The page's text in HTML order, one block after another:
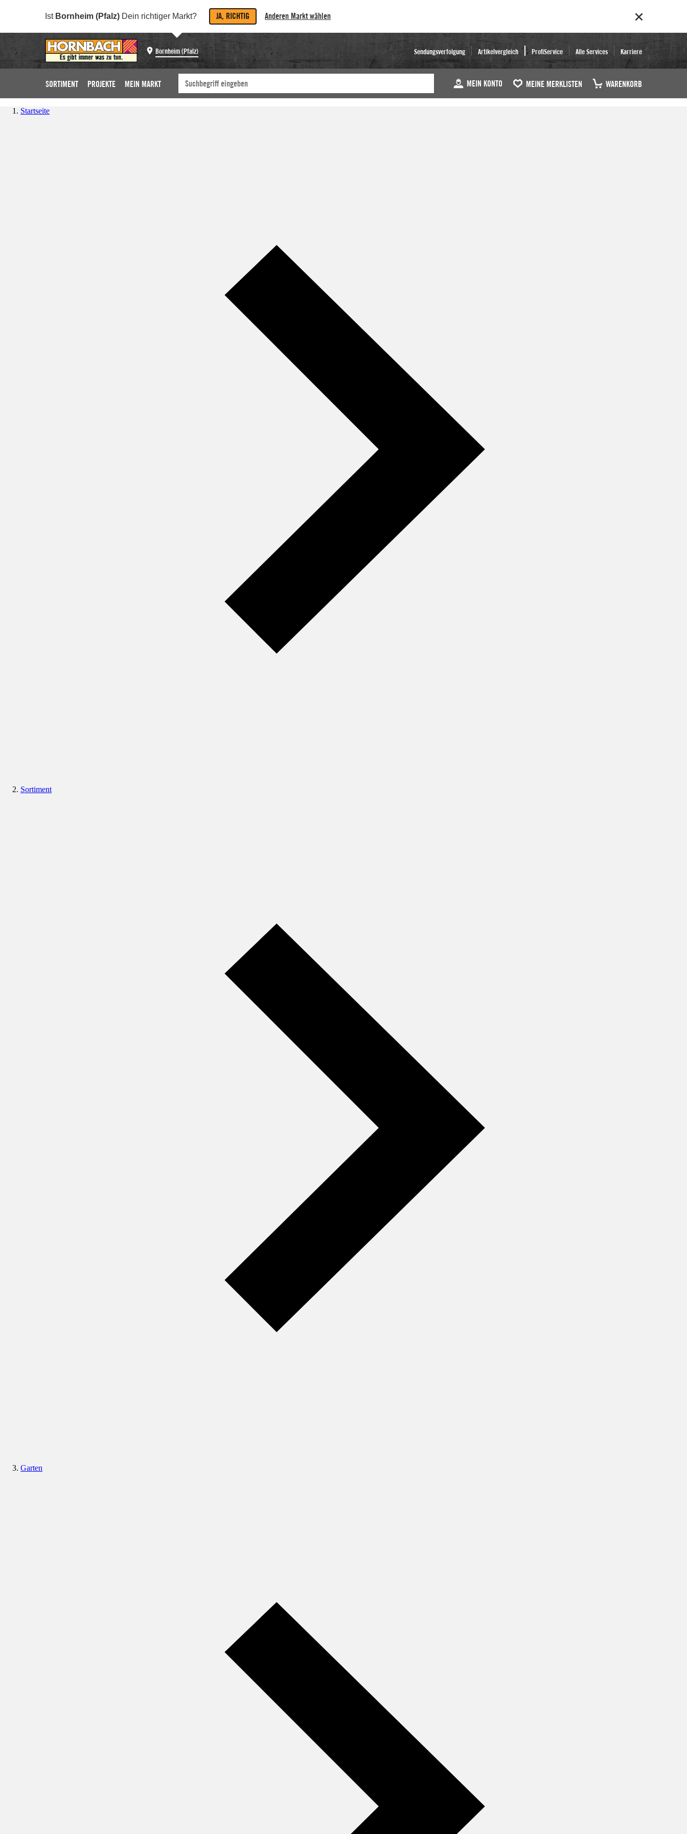
Ist Bornheim (Pfalz) Dein richtiger Markt? JA, RICHTIG Anderen Markt wählen
Bornheim (Pfalz) Sendungsverfolgung Artikelvergleich ProfiService Alle Services Karriere
SORTIMENT PROJEKTE MEIN MARKT MEIN KONTO MEINE MERKLISTEN WARENKORB
Startseite
Sortiment
Garten